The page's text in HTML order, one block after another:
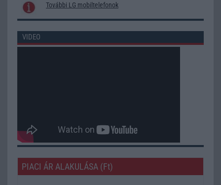
További LG mobiltelefonok
VIDEO
PIACI ÁR ALAKULÁSA (Ft)